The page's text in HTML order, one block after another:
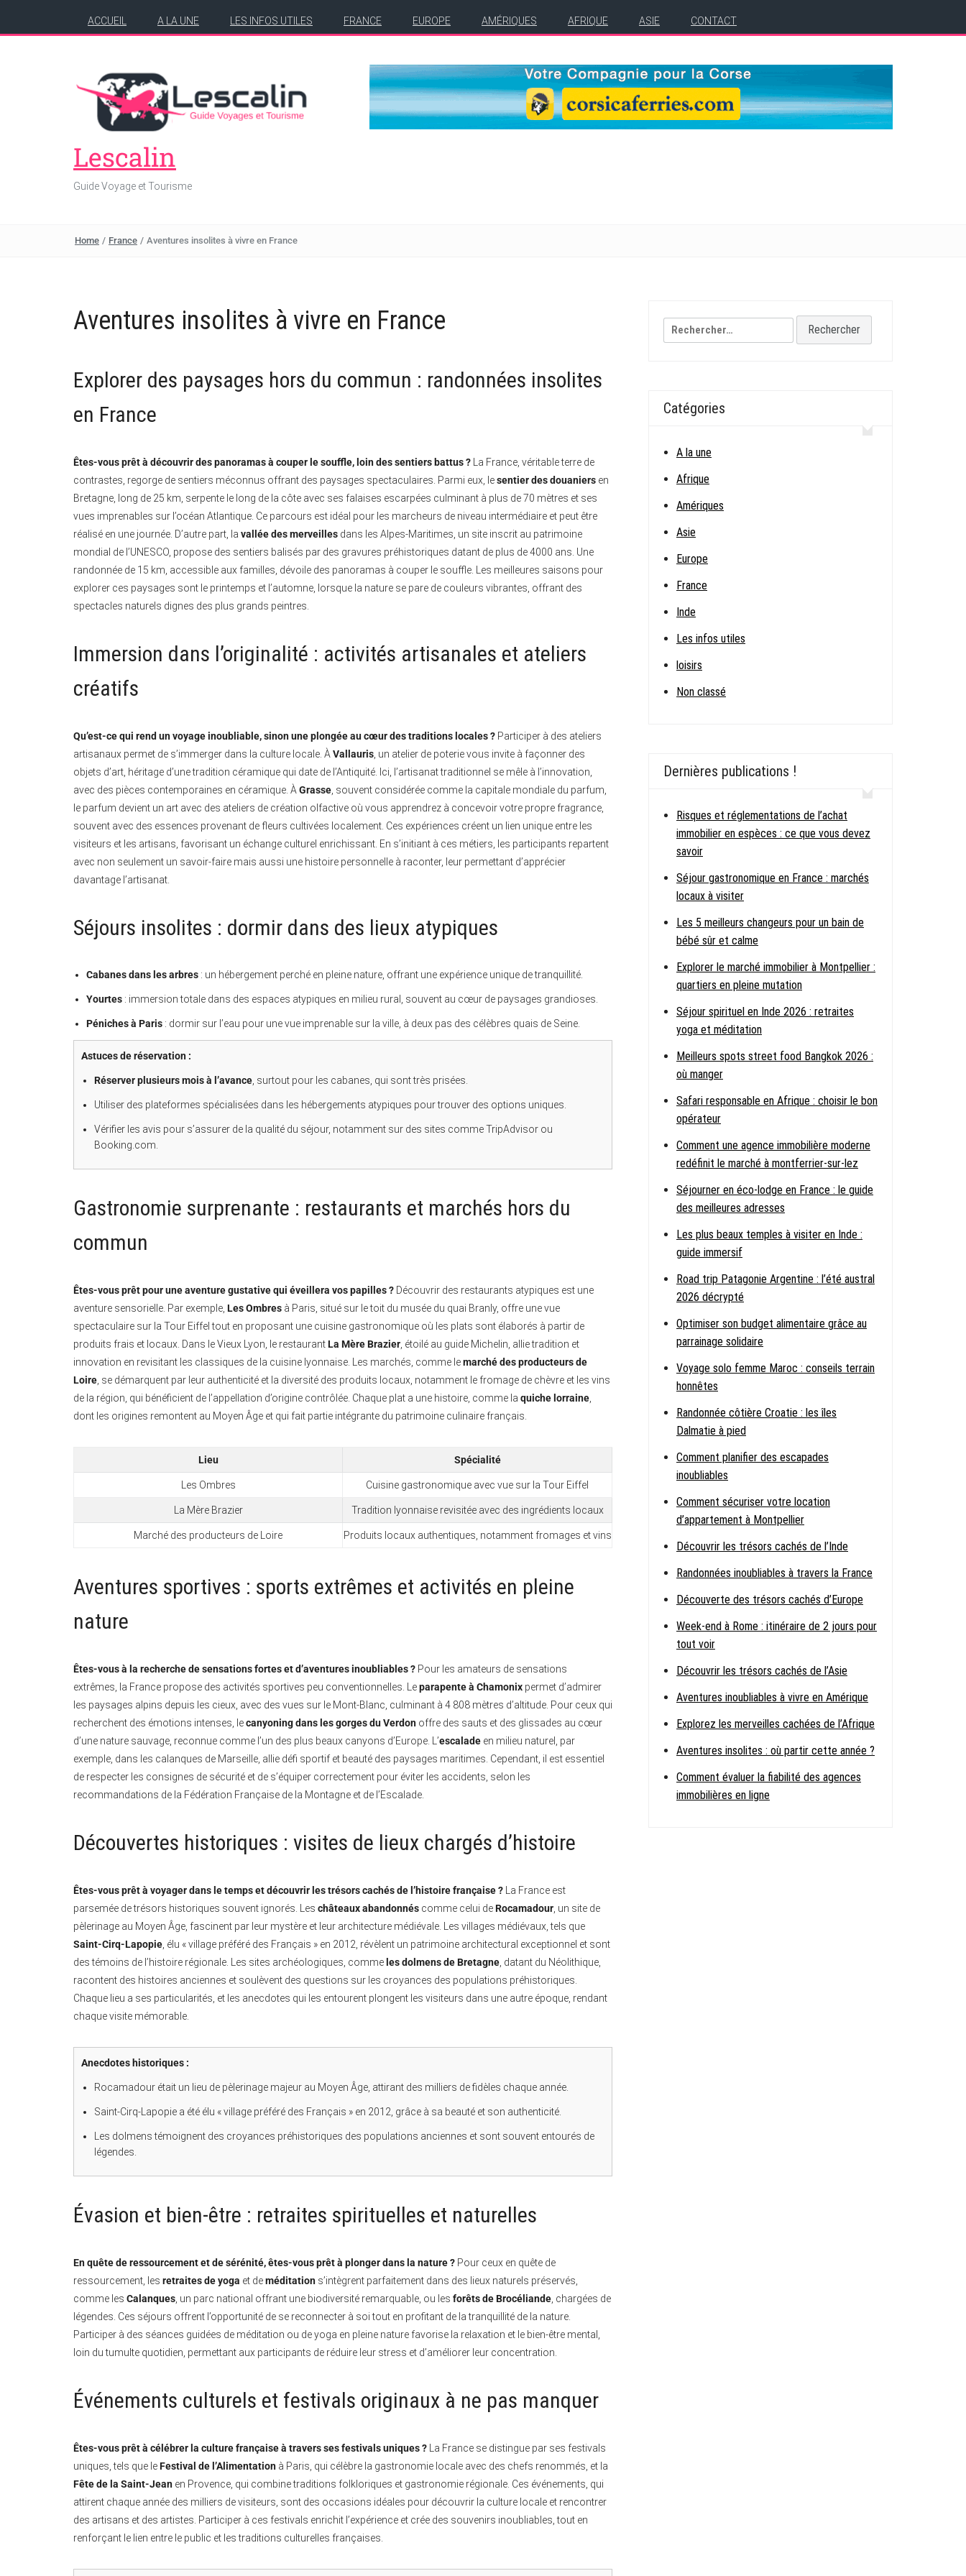
ACCUEIL A LA UNE LES INFOS UTILES FRANCE EUROPE AMÉRIQUES AFRIQUE ASIE CONTACT
Lescalin
Guide Voyage et Tourisme
Home / France / Aventures insolites à vivre en France
Aventures insolites à vivre en France
Explorer des paysages hors du commun : randonnées insolites
en France
Êtes-vous prêt à découvrir des panoramas à couper le souffle, loin des sentiers battus ? La France, véritable terre de
contrastes, regorge de sentiers méconnus offrant des paysages spectaculaires. Parmi eux, lesentier des douaniers en
Bretagne, long de 25 km, serpente le long de la côte avec ses falaises escarpées culminant à plus de 70 mètres et ses
vues imprenables sur l’océan Atlantique. Ce parcours est idéal pour les marcheurs de niveau intermédiaire et peut être
réalisé en une journée. D’autre part, la vallée des merveilles dans les Alpes-Maritimes, un site inscrit au patrimoine
mondial de l’UNESCO, propose des sentiers balisés par des gravures préhistoriques datant de plus de 4000 ans. Une
randonnée de 15 km, accessible aux familles, dévoile des panoramas à couper le souffle. Les meilleures saisons pour
explorer ces paysages sont le printemps et l’automne, lorsque la nature se pare de couleurs vibrantes, offrant des
spectacles naturels dignes des plus grands peintres.
Immersion dans l’originalité : activités artisanales et ateliers
créatifs
Qu’est-ce qui rend un voyage inoubliable, sinon une plongée au cœur des traditions locales ? Participer à des ateliers
artisanaux permet de s’immerger dans la culture locale. À Vallauris , un atelier de poterie vous invite à façonner des
objets d’art, héritage d’une tradition céramique qui date de l’Antiquité. Ici, l’artisanat traditionnel se mêle à l’innovation,
avec des pièces contemporaines en céramique. À Grasse , souvent considérée comme la capitale mondiale du parfum,
le parfum devient un art avec des ateliers de création olfactive où vous apprendrez à concevoir votre propre fragrance,
souvent avec des essences provenant de fleurs cultivées localement. Ces expériences créent un lien unique entre les
visiteurs et les artisans, favorisant un échange culturel enrichissant. En s’initiant à ces métiers, les participants repartent
avec non seulement un savoir-faire mais aussi une histoire personnelle à raconter, leur permettant d’apprécier
davantage l’artisanat.
Séjours insolites : dormir dans des lieux atypiques
Cabanes dans les arbres : un hébergement perché en pleine nature, offrant une expérience unique de tranquillité.
Yourtes : immersion totale dans des espaces atypiques en milieu rural, souvent au cœur de paysages grandioses.
Péniches à Paris : dormir sur l’eau pour une vue imprenable sur la ville, à deux pas des célèbres quais de Seine.
Astuces de réservation :
Réserver plusieurs mois à l’avance , surtout pour les cabanes, qui sont très prisées.
Utiliser des plateformes spécialisées dans les hébergements atypiques pour trouver des options uniques.
Vérifier les avis pour s’assurer de la qualité du séjour, notamment sur des sites comme TripAdvisor ou
Booking.com.
Gastronomie surprenante : restaurants et marchés hors du
commun
Êtes-vous prêt pour une aventure gustative qui éveillera vos papilles ? Découvrir des restaurants atypiques est une
aventure sensorielle. Par exemple, Les Ombres à Paris, situé sur le toit du musée du quai Branly, offre une vue
spectaculaire sur la Tour Eiffel tout en proposant une cuisine gastronomique où les plats sont élaborés à partir de
produits frais et locaux. Dans le Vieux Lyon, le restaurantLa Mère Brazier , étoilé au guide Michelin, allie tradition et
innovation en revisitant les classiques de la cuisine lyonnaise. Les marchés, comme lemarché des producteurs de
Loire , se démarquent par leur authenticité et la diversité des produits locaux, notamment le fromage de chèvre et les vins
de la région, qui bénéficient de l’appellation d’origine contrôlée. Chaque plat a une histoire, comme la quiche lorraine
dont les origines remontent au Moyen Âge et qui fait partie intégrante du patrimoine culinaire français.
Lieu Spécialité
Les Ombres Cuisine gastronomique avec vue sur la Tour Eiffel
La Mère Brazier Tradition lyonnaise revisitée avec des ingrédients locaux
Marché des producteurs de Loire Produits locaux authentiques, notamment fromages et vins
Aventures sportives : sports extrêmes et activités en pleine
nature
Êtes-vous à la recherche de sensations fortes et d’aventures inoubliables ? Pour les amateurs de sensations
extrêmes, la France propose des activités sportives peu conventionnelles. Leparapente à Chamonix permet d’admirer
les paysages alpins depuis les cieux, avec des vues sur le Mont-Blanc, culminant à 4 808 mètres d’altitude. Pour ceux qui
recherchent des émotions intenses, lecanyoning dans les gorges du Verdon offre des sauts et des glissades au cœur
d’une nature sauvage, reconnue comme l’un des plus beaux canyons d’Europe. L’escalade en milieu naturel, par
exemple, dans les calanques de Marseille, allie défi sportif et beauté des paysages maritimes. Cependant, il est essentiel
de respecter les consignes de sécurité et de s’équiper correctement pour éviter les accidents, selon les
recommandations de la Fédération Française de la Montagne et de l’Escalade.
Découvertes historiques : visites de lieux chargés d’histoire
Êtes-vous prêt à voyager dans le temps et découvrir les trésors cachés de l’histoire française ? La France est
parsemée de trésors historiques souvent ignorés. Les châteaux abandonnés comme celui deRocamadour , un site de
pèlerinage au Moyen Âge, fascinent par leur mystère et leur architecture médiévale. Les villages médiévaux, tels que
Saint-Cirq-Lapopie , élu « village préféré des Français » en 2012, révèlent un patrimoine architectural exceptionnel et sont
des témoins de l’histoire régionale. Les sites archéologiques, comme les dolmens de Bretagne , datant du Néolithique,
racontent des histoires anciennes et soulèvent des questions sur les croyances des populations préhistoriques.
Chaque lieu a ses particularités, et les anecdotes qui les entourent plongent les visiteurs dans une autre époque, rendant
chaque visite mémorable.
Anecdotes historiques :
Rocamadour était un lieu de pèlerinage majeur au Moyen Âge, attirant des milliers de fidèles chaque année.
Saint-Cirq-Lapopie a été élu « village préféré des Français » en 2012, grâce à sa beauté et son authenticité.
Les dolmens témoignent des croyances préhistoriques des populations anciennes et sont souvent entourés de
légendes.
Évasion et bien-être : retraites spirituelles et naturelles
En quête de ressourcement et de sérénité, êtes-vous prêt à plonger dans la nature ? Pour ceux en quête de
ressourcement, les retraites de yoga et deméditation s’intègrent parfaitement dans des lieux naturels préservés,
comme les Calanques , un parc national offrant une biodiversité remarquable, ou les forêts de Brocéliande , chargées de
légendes. Ces séjours offrent l’opportunité de se reconnecter à soi tout en profitant de la tranquillité de la nature.
Participer à des séances guidées de méditation ou de yoga en pleine nature favorise la relaxation et le bien-être mental,
loin du tumulte quotidien, permettant aux participants de réduire leur stress et d’améliorer leur concentration.
Événements culturels et festivals originaux à ne pas manquer
Êtes-vous prêt à célébrer la culture française à travers ses festivals uniques ? La France se distingue par ses festivals
uniques, tels que leFestival de l’Alimentation à Paris, qui célèbre la gastronomie locale avec des chefs renommés, et la
Fête de la Saint-Jean en Provence, qui combine traditions folkloriques et gastronomie régionale. Ces événements, qui
attirent chaque année des milliers de visiteurs, sont des occasions idéales pour découvrir la culture locale et rencontrer
des artisans et des artistes. Participer à ces festivals enrichit l’expérience et crée des souvenirs inoubliables, tout en
renforçant le lien entre le public et les traditions culturelles françaises.
Rechercher :
Catégories
A la une
Afrique
Amériques
Asie
Europe
France
Inde
Les infos utiles
loisirs
Non classé
Dernières publications !
Risques et réglementations de l’achat
immobilier en espèces : ce que vous devez
savoir
Séjour gastronomique en France : marchés
locaux à visiter
Les 5 meilleurs changeurs pour un bain de
bébé sûr et calme
Explorer le marché immobilier à Montpellier :
quartiers en pleine mutation
Séjour spirituel en Inde 2026 : retraites
yoga et méditation
Meilleurs spots street food Bangkok 2026 :
où manger
Safari responsable en Afrique : choisir le bon
opérateur
Comment une agence immobilière moderne
redéfinit le marché à montferrier-sur-lez
Séjourner en éco-lodge en France : le guide
des meilleures adresses
Les plus beaux temples à visiter en Inde :
guide immersif
Road trip Patagonie Argentine : l’été austral
2026 décrypté
Optimiser son budget alimentaire grâce au
parrainage solidaire
Voyage solo femme Maroc : conseils terrain
honnêtes
Randonnée côtière Croatie : les îles
Dalmatie à pied
Comment planifier des escapades
inoubliables
Comment sécuriser votre location
d’appartement à Montpellier
Découvrir les trésors cachés de l’Inde
Randonnées inoubliables à travers la France
Découverte des trésors cachés d’Europe
Week-end à Rome : itinéraire de 2 jours pour
tout voir
Découvrir les trésors cachés de l’Asie
Aventures inoubliables à vivre en Amérique
Explorez les merveilles cachées de l’Afrique
Aventures insolites : où partir cette année ?
Comment évaluer la fiabilité des agences
immobilières en ligne